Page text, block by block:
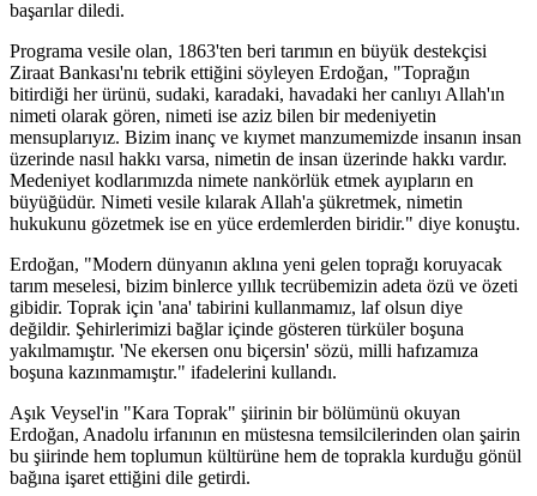
başarılar diledi.
Programa vesile olan, 1863'ten beri tarımın en büyük destekçisi
Ziraat Bankası'nı tebrik ettiğini söyleyen Erdoğan, "Toprağın
bitirdiği her ürünü, sudaki, karadaki, havadaki her canlıyı Allah'ın
nimeti olarak gören, nimeti ise aziz bilen bir medeniyetin
mensuplarıyız. Bizim inanç ve kıymet manzumemizde insanın insan
üzerinde nasıl hakkı varsa, nimetin de insan üzerinde hakkı vardır.
Medeniyet kodlarımızda nimete nankörlük etmek ayıpların en
büyüğüdür. Nimeti vesile kılarak Allah'a şükretmek, nimetin
hukukunu gözetmek ise en yüce erdemlerden biridir." diye konuştu.
Erdoğan, "Modern dünyanın aklına yeni gelen toprağı koruyacak
tarım meselesi, bizim binlerce yıllık tecrübemizin adeta özü ve özeti
gibidir. Toprak için 'ana' tabirini kullanmamız, laf olsun diye
değildir. Şehirlerimizi bağlar içinde gösteren türküler boşuna
yakılmamıştır. 'Ne ekersen onu biçersin' sözü, milli hafızamıza
boşuna kazınmamıştır." ifadelerini kullandı.
Aşık Veysel'in "Kara Toprak" şiirinin bir bölümünü okuyan
Erdoğan, Anadolu irfanının en müstesna temsilcilerinden olan şairin
bu şiirinde hem toplumun kültürüne hem de toprakla kurduğu gönül
bağına işaret ettiğini dile getirdi.